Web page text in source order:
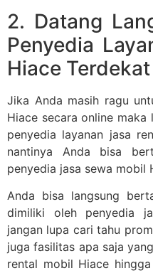
2. Datang
Penyedia
Hiace Terdekat
Jika Anda masih ragu
Hiace secara online
penyedia layanan jasa
nantinya Anda bisa
penyedia jasa sewa mobil
Anda bisa langsung
dimiliki oleh penyedia
jangan lupa cari tahu
juga fasilitas apa saja
rental mobil Hiace